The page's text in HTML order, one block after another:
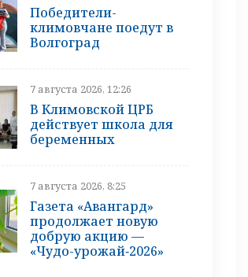
Победители-
климовчане поедут в
Волгоград
7 августа 2026, 12:26
В Климовской ЦРБ
действует школа для
беременных
7 августа 2026, 8:25
Газета «Авангард»
продолжает новую
добрую акцию —
«Чудо-урожай‑2026»